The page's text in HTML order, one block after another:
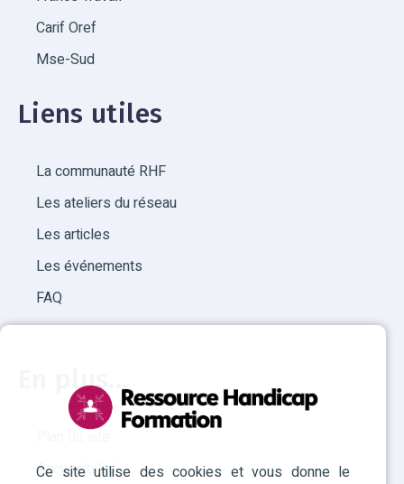
Ce site utilise des cookies et vous donne le
Carif Oref
Mse-Sud
Liens utiles
La communauté RHF
Les ateliers du réseau
Les articles
Les événements
FAQ
En plus...
Plan du site
Accessibilité